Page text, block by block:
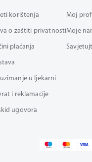
korištenja
o zaštiti privatnosti
plaćanja
u ljekarni
i reklamacije
ugovora
Moj
Moje